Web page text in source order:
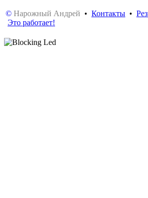
© Нарожный Андрей • Контакты •
Это работает!